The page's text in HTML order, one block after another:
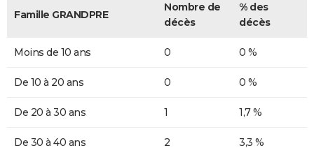
Famille GRANDPRE
Nombre de
décès
% des
décès
Moins de 10 ans 0 0 %
De 10 à 20 ans 0 0 %
De 20 à 30 ans 1 1,7 %
De 30 à 40 ans 2 3,3 %